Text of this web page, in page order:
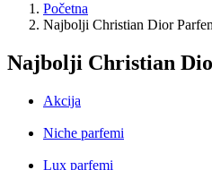
Početna
Najbolji Christian Dior
Najbolji Christian
Akcija
Niche parfemi
Lux parfemi